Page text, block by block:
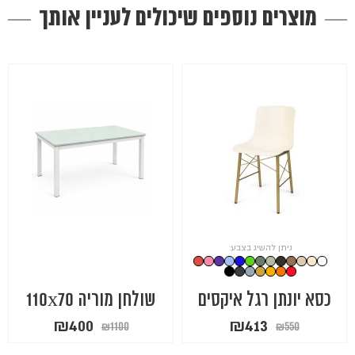
מוצרים נוספים שיכולים לעניין אותך
ניתן להשיג בצבע:
כסא יונתן רגל איקסים
₪550
המחיר
₪413
שולחן מוריה 110x70
₪1100
המחיר
₪400